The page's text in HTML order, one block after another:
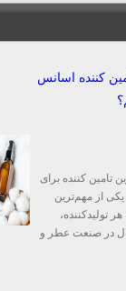
کننده اسانس
تامین کننده برای
از مهم‌ترین
تولیدکننده،
در صنعت عطر و